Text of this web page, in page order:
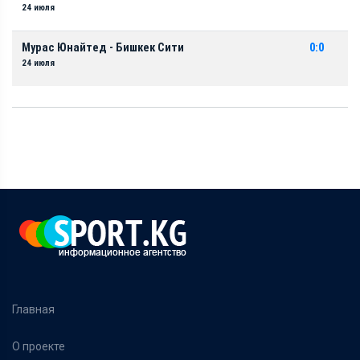
24 июля
Мурас Юнайтед - Бишкек Сити
24 июля
0:0
Главная
О проекте